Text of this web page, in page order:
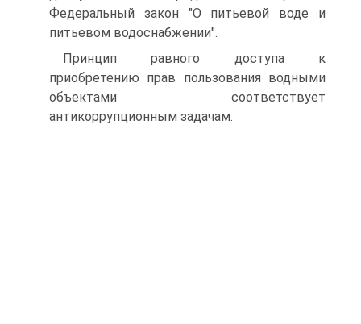
Федеральный закон "О питьевой воде и
питьевом водоснабжении".
Принцип равного доступа к
приобретению прав пользования водными
объектами соответствует
антикоррупционным задачам.